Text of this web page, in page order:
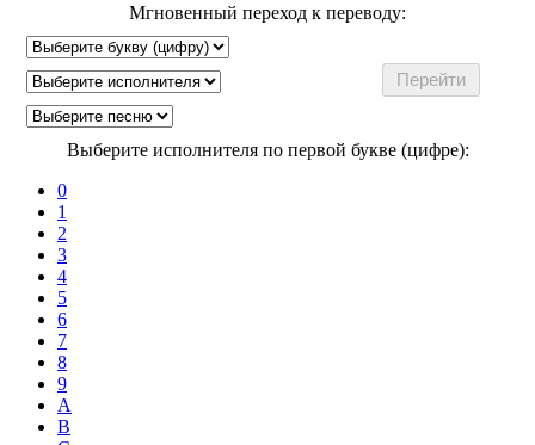
Мгновенный переход к переводу:
Выберите исполнителя по первой букве (цифре):
0
1
2
3
4
5
6
7
8
9
A
B